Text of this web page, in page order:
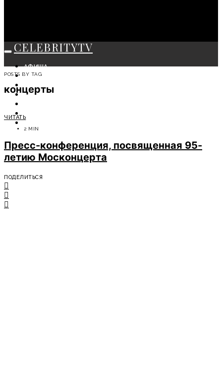
CELEBRITYTV
АФИША
СОБЫТИЯ
КРАСОТА
МОДА
POSTS BY TAG
концерты
ЧИТАТЬ
2 MIN
Пресс-конференция, посвященная 95-
летию Москонцерта
ПОДЕЛИТЬСЯ